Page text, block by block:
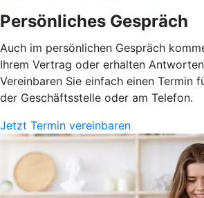
Persönliches Gespräch
Auch im persönlichen Gespräch
Ihrem Vertrag oder erhalten
Vereinbaren Sie einfach einen Termin
der Geschäftsstelle oder am Telefon.
Jetzt Termin vereinbaren